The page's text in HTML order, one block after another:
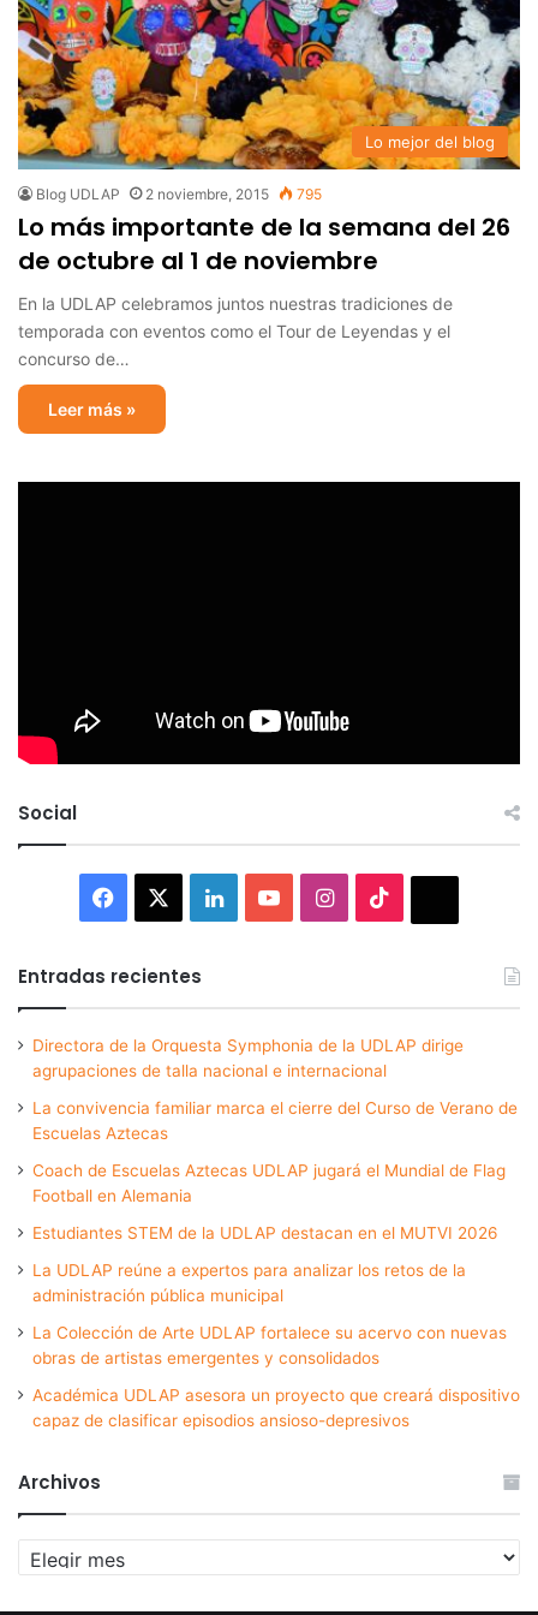
Lo mejor del blog
Blog UDLAP 2 noviembre, 2015 795
Lo más importante de la semana del 26
de octubre al 1 de noviembre
En la UDLAP celebramos juntos nuestras tradiciones de
temporada con eventos como el Tour de Leyendas y el
concurso de…
Leer más »
Social
Facebook LinkedInYouTubeInstagram
Entradas recientes
Directora de la Orquesta Symphonia de la UDLAP dirige
agrupaciones de talla nacional e internacional
La convivencia familiar marca el cierre del Curso de Verano de
Escuelas Aztecas
Coach de Escuelas Aztecas UDLAP jugará el Mundial de Flag
Football en Alemania
Estudiantes STEM de la UDLAP destacan en el MUTVI 2026
La UDLAP reúne a expertos para analizar los retos de la
administración pública municipal
La Colección de Arte UDLAP fortalece su acervo con nuevas
obras de artistas emergentes y consolidados
Académica UDLAP asesora un proyecto que creará dispositivo
capaz de clasificar episodios ansioso-depresivos
Archivos
Archivos